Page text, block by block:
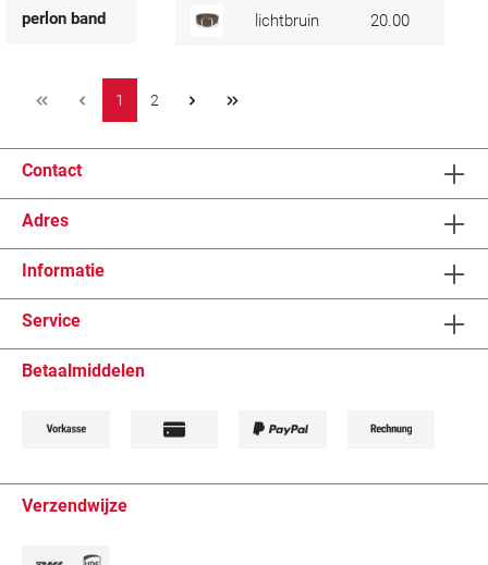
perlon band lichtbruin 20.00
1 2
Contact
Adres
Informatie
Service
Betaalmiddelen
Verzendwijze